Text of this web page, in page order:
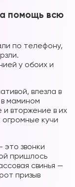
помощь всю
по телефону,
у обоих и
влезла в
мамином
вторжение в их
кучи
звонки
пришлось
свинья —
призыв